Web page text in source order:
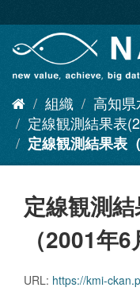
キ
組織
高知
定線観測結果表
定線観測結果表
定線観測
（2001年6
URL: https://kmi-ckan.pref.kochi.lg.jp/dataset/3c3b62c9-07fa-